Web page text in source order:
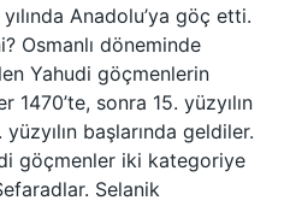
Anadolu’ya göç etti.
Osmanlı döneminde
Yahudi göçmenlerin
1470’te, sonra 15. yüzyılın
başlarında geldiler.
göçmenler iki kategoriye
Selanik